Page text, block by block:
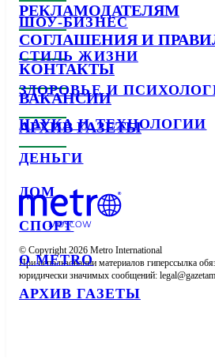
ШОУ-БИЗНЕС
СТИЛЬ ЖИЗНИ
ЗДОРОВЬЕ И
НАУКА И ТЕХНОЛОГИИ
ДЕНЬГИ
ДОМ
СПОРТ
О METRO
АРХИВ ГАЗЕТЫ
РЕКЛАМОДАТЕЛЯМ
СОГЛАШЕНИЯ И
КОНТАКТЫ
ВАКАНСИИ
АРХИВ ГАЗЕТЫ
© Copyright 2026 Metro International
При использовании материалов гиперссылка
юридически значимых сообщений: